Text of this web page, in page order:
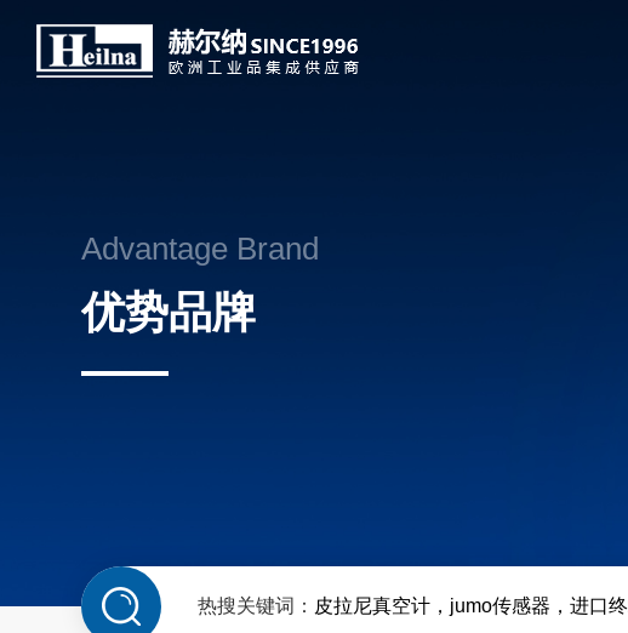
Advantage Brand
优势品牌
热搜关键词： 皮拉尼真空计，jumo传感器，进口